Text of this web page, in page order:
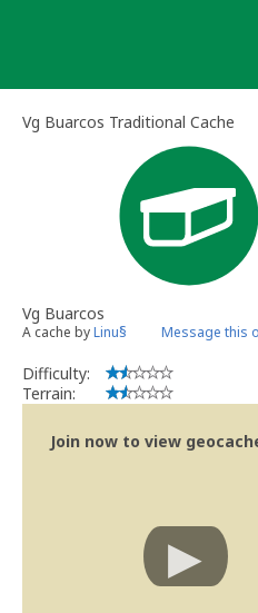
Vg Buarcos Traditional Cache
Vg Buarcos
A cache byLinu§ Message this
Difficulty:
Terrain:
Join now to view